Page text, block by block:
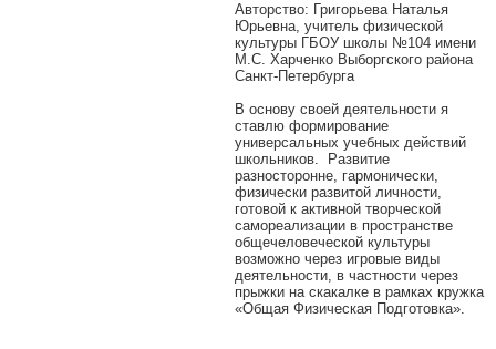
Авторcтво: Григорьева Наталья
Юрьевна, учитель физической
культуры ГБОУ школы №104 имени
М.С. Харченко Выборгского района
Санкт-Петербурга
В основу своей деятельности я
ставлю формирование
универсальных учебных действий
школьников. Развитие
разносторонне, гармонически,
физически развитой личности,
готовой к активной творческой
самореализации в пространстве
общечеловеческой культуры
возможно через игровые виды
деятельности, в частности через
прыжки на скакалке в рамках кружка
«Общая Физическая Подготовка».